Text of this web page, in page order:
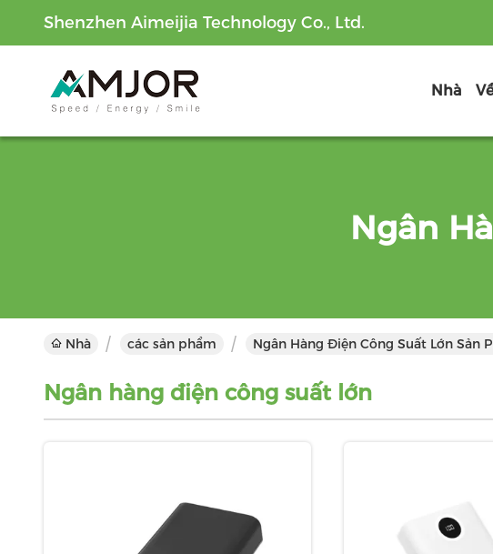
Shenzhen Aimeijia Technology Co., Ltd.
Nhà
Ngân
Nhà các sản phẩm Ngân Hàng Điện Công Suất Lớn Sản
Ngân hàng điện công suất lớn